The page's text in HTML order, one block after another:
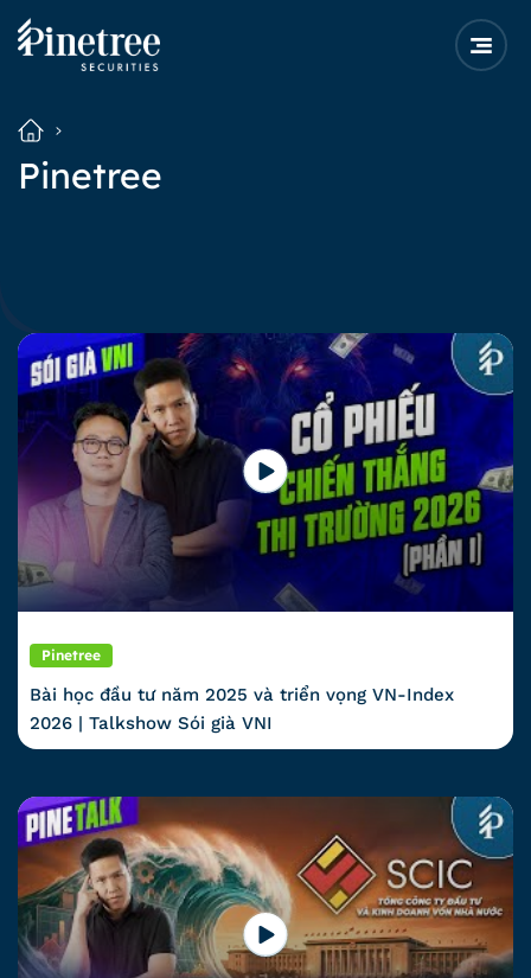
Pinetree
Pinetree
Bài học đầu tư năm 2025 và triển vọng VN-Index
2026 | Talkshow Sói già VNI